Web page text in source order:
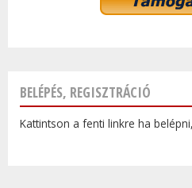
BELÉPÉS, REGISZTRÁCIÓ
Kattintson a fenti linkre ha